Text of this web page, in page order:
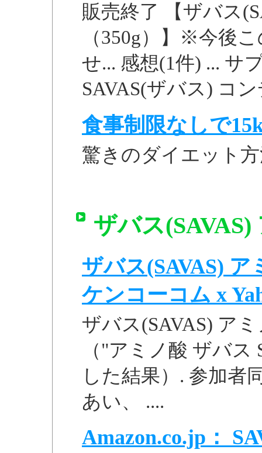
販売終了 【ザバス
（350g）】※今後
せ... 感想(1件) ... サ
SAVAS(ザバス) コ
食事制限なしで
驚きのダイエット
ザバス(SAVAS)
ザバス(SAVAS) ア
ケンコーコム x
ザバス(SAVAS) ア
（"アミノ酸 ザバス
した結果）. 参加者
あい、 ....
Amazon.co.jp：